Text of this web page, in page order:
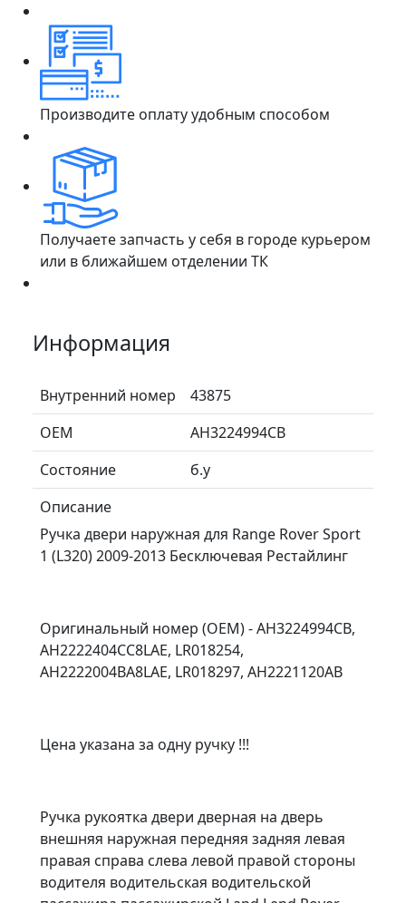
Производите оплату удобным способом
Получаете запчасть у себя в городе курьером
или в ближайшем отделении ТК
Информация
Внутренний номер
43875
ОЕМ
AH3224994CB
Состояние
б.у
Описание
Ручка двери наружная для Range Rover Sport
1 (L320) 2009-2013 Бесключевая Рестайлинг
Оригинальный номер (OEM) - AH3224994CB,
AH2222404CC8LAE, LR018254,
AH2222004BA8LAE, LR018297, AH2221120AB
Цена указана за одну ручку !!!
Ручка рукоятка двери дверная на дверь
внешняя наружная передняя задняя левая
правая справа слева левой правой стороны
водителя водительская водительской